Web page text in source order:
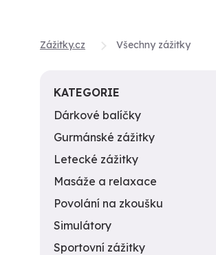
Zážitky.cz Všechny zážitky
KATEGORIE
Dárkové balíčky
Gurmánské zážitky
Letecké zážitky
Masáže a relaxace
Povolání na zkoušku
Simulátory
Sportovní zážitky